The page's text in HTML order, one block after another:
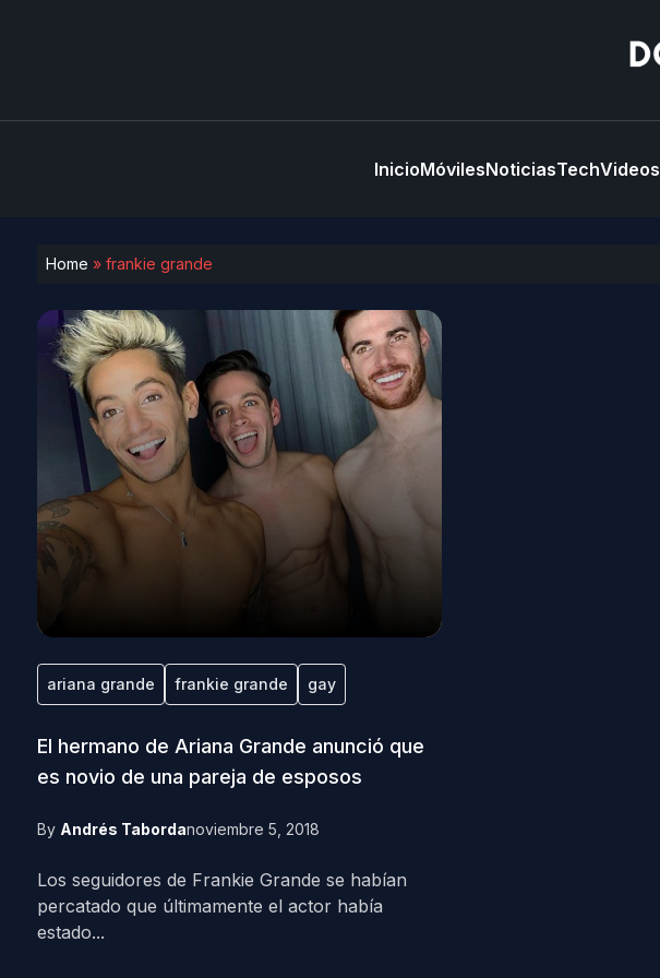
InicioMóvilesNoticiasTechVideos
Home » frankie grande
ariana grande frankie grande gay
El hermano de Ariana Grande anunció que
es novio de una pareja de esposos
By Andrés Tabordanoviembre 5, 2018
Los seguidores de Frankie Grande se habían
percatado que últimamente el actor había
estado...